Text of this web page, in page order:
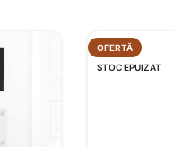
OFERTĂ
STOC EPUIZAT